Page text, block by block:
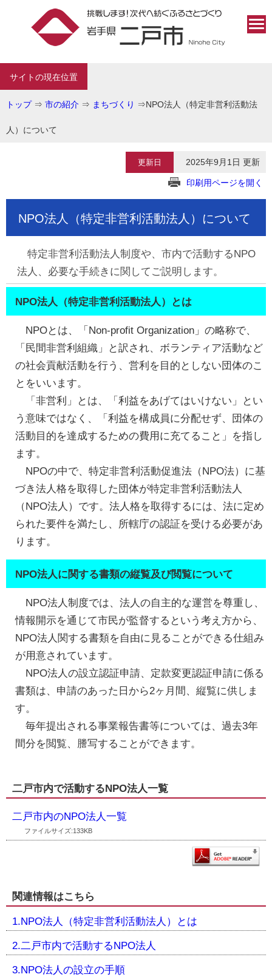
サイトの現在位置
トップ⇒ 市の紹介 ⇒ まちづくり ⇒NPO法人（特定非営利活動法
人）について
更新日 2025年9月1日 更新
印刷用ページを開く
NPO法人（特定非営利活動法人）について
特定非営利活動法人制度や、市内で活動するNPO
法人、必要な手続きに関してご説明します。
NPO法人（特定非営利活動法人）とは
NPOとは、「Non-profit Organization」の略称で、
「民間非営利組織」と訳され、ボランティア活動など
の社会貢献活動を行う、営利を目的としない団体のこ
とをいいます。
「非営利」とは、「利益をあげてはいけない」とい
う意味ではなく、「利益を構成員に分配せず、団体の
活動目的を達成するための費用に充てること」を指し
ます。
NPOの中で、特定非営利活動促進法（NPO法）に基
づき法人格を取得した団体が特定非営利活動法人
（NPO法人）です。法人格を取得するには、法に定め
られた要件を満たし、所轄庁の認証を受ける必要があ
ります。
NPO法人に関する書類の縦覧及び閲覧について
NPO法人制度では、法人の自主的な運営を尊重し、
情報開示を通じて市民が監督するという考え方から、
NPO法人関する書類を自由に見ることができる仕組み
が用意されています。
NPO法人の設立認証申請、定款変更認証申請に係る
書類は、申請のあった日から2ヶ月間、縦覧に供しま
す。
毎年提出される事業報告書等については、過去3年
間分を閲覧、謄写することができます。
二戸市内で活動するNPO法人一覧
二戸市内のNPO法人一覧
ファイルサイズ:133KB
関連情報はこちら
1.NPO法人（特定非営利活動法人）とは
2.二戸市内で活動するNPO法人
3.NPO法人の設立の手順